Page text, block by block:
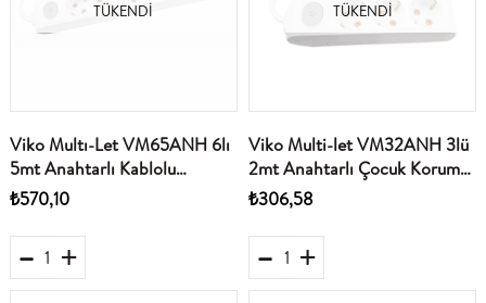
TÜKENDI
Viko Multı-Let VM65ANH 6lı
5mt Anahtarlı Kablolu
(90117605)
₺570,10
TÜKENDI
Viko Multi-let VM32ANH 3lü
2mt Anahtarlı Çocuk Koruma
90117302
₺306,58